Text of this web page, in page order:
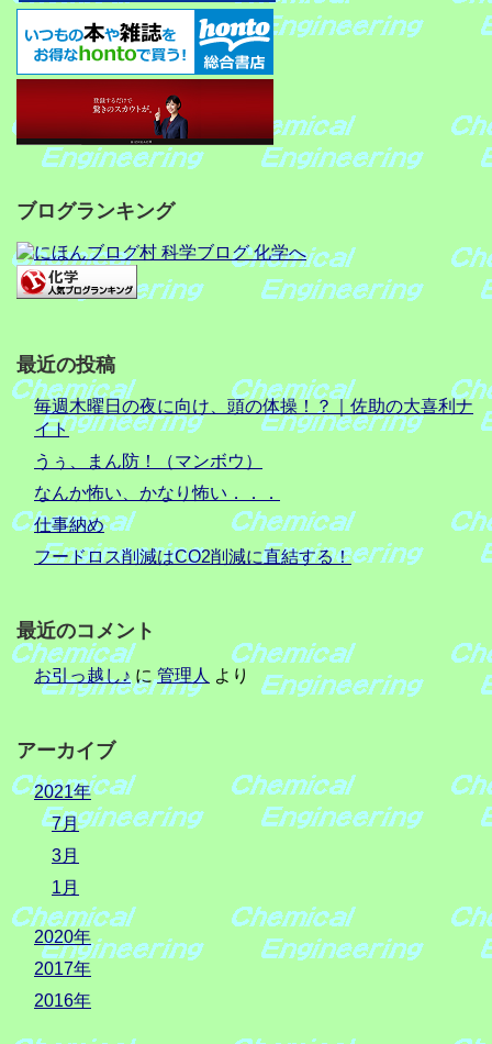
ブログランキング
最近の投稿
毎週木曜日の夜に向け、頭の体操！？｜佐助の大喜利ナ
イト
うぅ、まん防！（マンボウ）
なんか怖い、かなり怖い．．．
仕事納め
フードロス削減はCO2削減に直結する！
最近のコメント
お引っ越し♪ に管理人 より
アーカイブ
2021年
7月
3月
1月
2020年
2017年
2016年